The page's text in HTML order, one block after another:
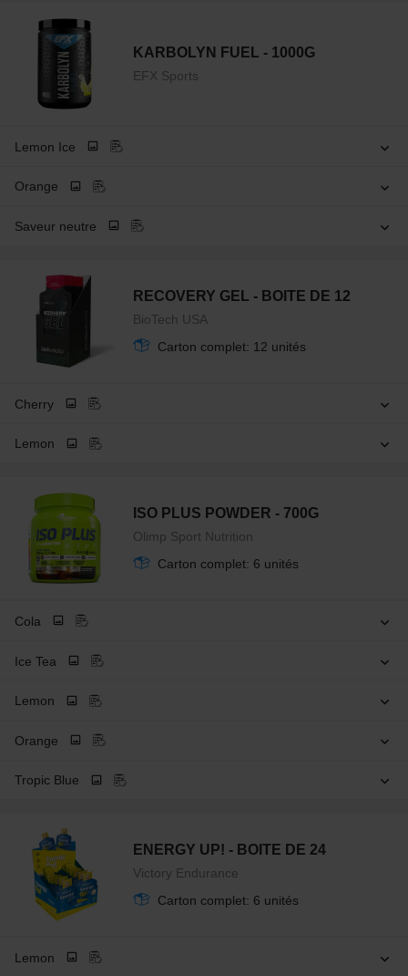
KARBOLYN FUEL - 1000G
EFX Sports
Lemon Ice
Orange
Saveur neutre
RECOVERY GEL - BOITE DE 12
BioTech USA
Carton complet: 12 unités
Cherry
Lemon
ISO PLUS POWDER - 700G
Olimp Sport Nutrition
Carton complet: 6 unités
Cola
Ice Tea
Lemon
Orange
Tropic Blue
ENERGY UP! - BOITE DE 24
Victory Endurance
Carton complet: 6 unités
Lemon